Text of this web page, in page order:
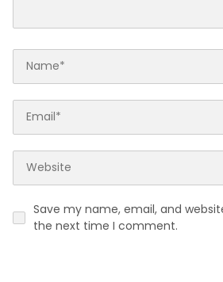
Save my name, email, and
the next time I comment.